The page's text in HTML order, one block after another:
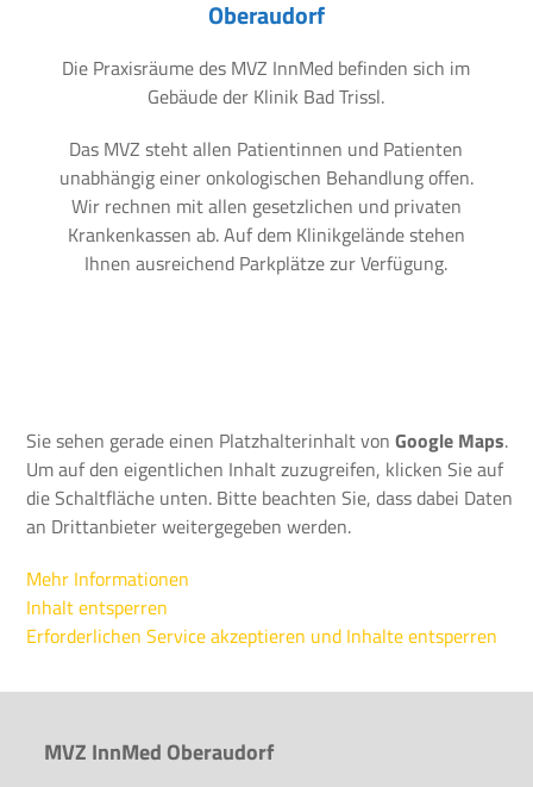
Oberaudorf
Die Praxisräume des MVZ InnMed befinden sich im
Gebäude der Klinik Bad Trissl.
Das MVZ steht allen Patientinnen und Patienten
unabhängig einer onkologischen Behandlung offen.
Wir rechnen mit allen gesetzlichen und privaten
Krankenkassen ab. Auf dem Klinikgelände stehen
Ihnen ausreichend Parkplätze zur Verfügung.
Sie sehen gerade einen Platzhalterinhalt vonGoogle Maps.
Um auf den eigentlichen Inhalt zuzugreifen, klicken Sie auf
die Schaltfläche unten. Bitte beachten Sie, dass dabei Daten
an Drittanbieter weitergegeben werden.
Mehr Informationen
Inhalt entsperren
Erforderlichen Service akzeptieren und Inhalte entsperren
MVZ InnMed Oberaudorf